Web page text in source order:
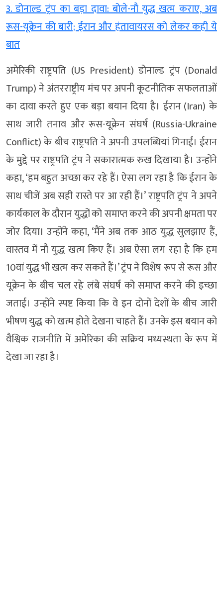
3. डोनाल्ड ट्रंप का बड़ा दावा: बोले-नौ युद्ध खत्म कराए, अब
रूस-यूक्रेन की बारी; ईरान और हंतावायरस को लेकर कही ये
बात
अमेरिकी राष्ट्रपति (US President) डोनाल्ड ट्रंप (Donald
Trump) ने अंतरराष्ट्रीय मंच पर अपनी कूटनीतिक सफलताओं
का दावा करते हुए एक बड़ा बयान दिया है। ईरान (Iran) के
साथ जारी तनाव और रूस-यूक्रेन संघर्ष (Russia-Ukraine
Conflict) के बीच राष्ट्रपति ने अपनी उपलब्धियां गिनाईं। ईरान
के मुद्दे पर राष्ट्रपति ट्रंप ने सकारात्मक रुख दिखाया है। उन्होंने
कहा, ‘हम बहुत अच्छा कर रहे हैं। ऐसा लग रहा है कि ईरान के
साथ चीजें अब सही रास्ते पर आ रही हैं।’ राष्ट्रपति ट्रंप ने अपने
कार्यकाल के दौरान युद्धों को समाप्त करने की अपनी क्षमता पर
जोर दिया। उन्होंने कहा, ‘मैंने अब तक आठ युद्ध सुलझाए हैं,
वास्तव में नौ युद्ध खत्म किए हैं। अब ऐसा लग रहा है कि हम
10वां युद्ध भी खत्म कर सकते हैं।’ ट्रंप ने विशेष रूप से रूस और
यूक्रेन के बीच चल रहे लंबे संघर्ष को समाप्त करने की इच्छा
जताई। उन्होंने स्पष्ट किया कि वे इन दोनों देशों के बीच जारी
भीषण युद्ध को खत्म होते देखना चाहते हैं। उनके इस बयान को
वैश्विक राजनीति में अमेरिका की सक्रिय मध्यस्थता के रूप में
देखा जा रहा है।